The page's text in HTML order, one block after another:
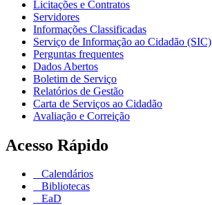
Licitações e Contratos
Servidores
Informações Classificadas
Serviço de Informação ao Cidadão (SIC)
Perguntas frequentes
Dados Abertos
Boletim de Serviço
Relatórios de Gestão
Carta de Serviços ao Cidadão
Avaliação e Correição
Acesso Rápido
Calendários
Bibliotecas
EaD